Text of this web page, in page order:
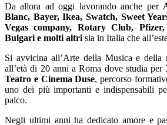
Da allora ad oggi lavorando anche per
Blanc, Bayer, Ikea, Swatch, Sweet
Vegas company, Rotary Club, Pfizer,
Bulgari e molti altri sia in Italia che
Si avvicina all’Arte della Musica e della
all’età di 20 anni a Roma dove studia per
Teatro e Cinema Duse, percorso
uno dei più importanti e indispensabili
palco.
Negli ultimi anni ha dedicato amore e